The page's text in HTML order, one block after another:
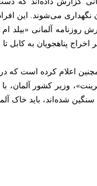
نگهداری می‌شوند. این
روزنامه آلمانی «بیلد
اخراج پناهجویان به کابل
اعلام کرده است که در
وزیر کشور
شده‌اند، باید خاک